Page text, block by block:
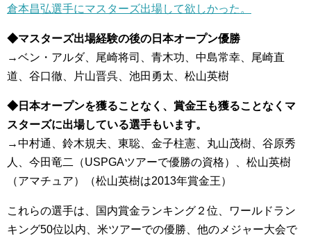
倉本昌弘選手にマスターズ出場して欲しかった。
◆マスターズ出場経験の後の日本オープン優勝
→ベン・アルダ、尾崎将司、青木功、中島常幸、尾崎直
道、谷口徹、片山晋呉、池田勇太、松山英樹
◆日本オープンを獲ることなく、賞金王も獲ることなくマ
スターズに出場している選手もいます。
→中村通、鈴木規夫、東聡、金子柱憲、丸山茂樹、谷原秀
人、今田竜二（USPGAツアーで優勝の資格）、松山英樹
（アマチュア）（松山英樹は2013年賞金王）
これらの選手は、国内賞金ランキング２位、ワールドラン
キング50位以内、米ツアーでの優勝、他のメジャー大会で